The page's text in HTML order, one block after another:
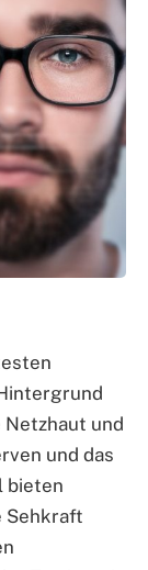
Netzhaut und
und das
bieten
Sehkraft